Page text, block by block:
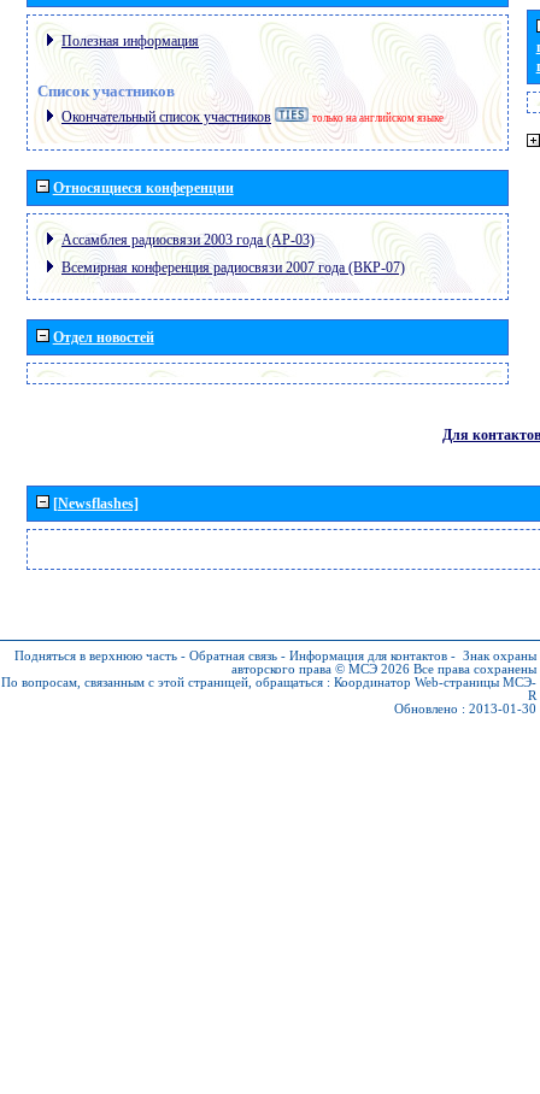
Полезная информация
Список участников
Окончательный список участников только на английском языке
Относящиеся конференции
Ассамблея радиосвязи 2003 года (АР-03)
Всемирная конференция радиосвязи 2007 года (ВКР-07)
Отдел новостей
Для контактов
[Newsflashes]
Подняться в верхнюю часть - Обратная связь - Информация для контактов - Знак охраны
авторского права © МСЭ 2026 Все права сохранены
По вопросам, связанным с этой страницей, обращаться : Координатор Web-страницы МСЭ-
R
Обновлено : 2013-01-30